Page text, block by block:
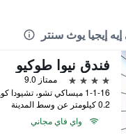
إيجيا يوث سنتر
فندق نيوا طوكيو
4 نجوم
ممتاز 9.0
1-1-16 ميساكي تشو، تشيودا كو, طوكيو, اليابان
0.2 كيلومتر عن وسط المدينة
واي فاي مجاني